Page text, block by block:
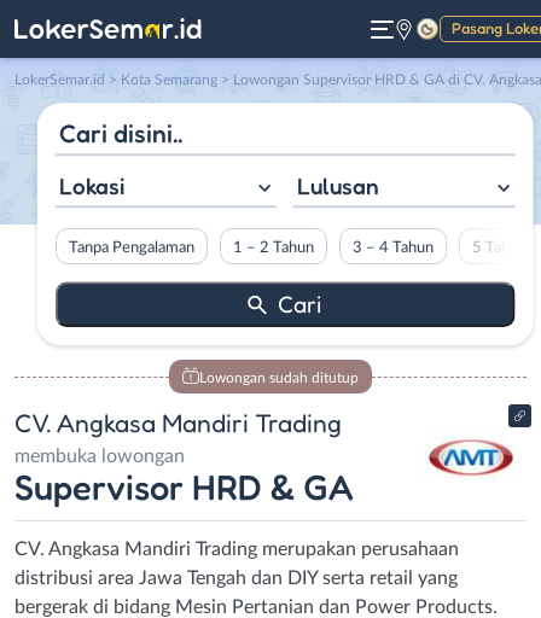
Pasang
Gelap
LokerSemar.id > Kota Semarang > Lowongan Supervisor HRD & GA di CV. Angkasa Mandiri Trading
Lokasi Lulusan
Tanpa Pengalaman 1 – 2 Tahun 3 – 4 Tahun 5 Tahun
Lowongan sudah ditutup
CV. Angkasa Mandiri Trading
membuka lowongan
Supervisor HRD & GA
CV. Angkasa Mandiri Trading merupakan perusahaan
distribusi area Jawa Tengah dan DIY serta retail yang
bergerak di bidang Mesin Pertanian dan Power Products.